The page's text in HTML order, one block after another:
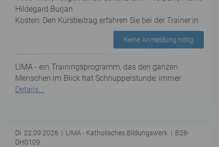
Hildegard Burjan
Kosten: Den Kursbeitrag erfahren Sie bei der Trainer:in
Keine Anmeldung nötig
LIMA - ein Trainingsprogramm, das den ganzen
Menschen im Blick hat Schnupperstunde: immer
Details...
Di. 22.09.2026 | LIMA - Katholisches Bildungswerk | B26-
DH0109